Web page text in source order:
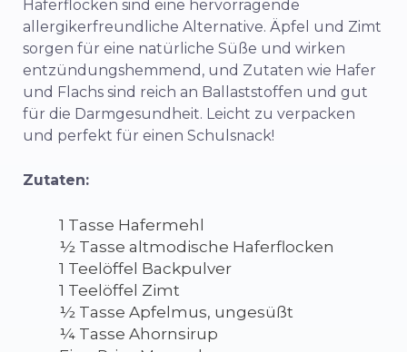
Haferflocken sind eine hervorragende
allergikerfreundliche Alternative. Äpfel und Zimt
sorgen für eine natürliche Süße und wirken
entzündungshemmend, und Zutaten wie Hafer
und Flachs sind reich an Ballaststoffen und gut
für die Darmgesundheit. Leicht zu verpacken
und perfekt für einen Schulsnack!
Zutaten:
1 Tasse Hafermehl
½ Tasse altmodische Haferflocken
1 Teelöffel Backpulver
1 Teelöffel Zimt
½ Tasse Apfelmus, ungesüßt
¼ Tasse Ahornsirup